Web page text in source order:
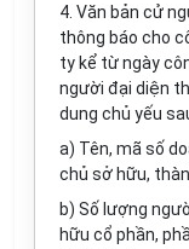
4. Văn bản cử
thông báo cho
ty kể từ ngày
người đại diện
dung chủ yếu
a) Tên, mã số
chủ sở hữu,
b) Số lượng
hữu cổ phần,